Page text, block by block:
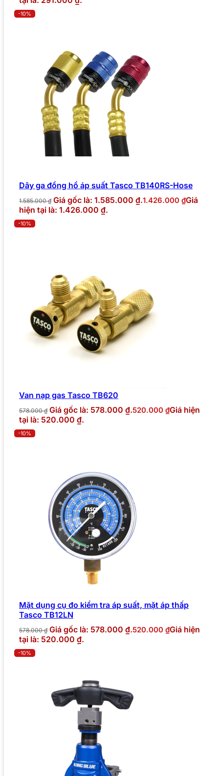
-10%
Dây ga đồng hồ áp suất Tasco TB140RS-Hose
1.585.000₫ Giá gốc là: 1.585.000 ₫.1.426.000 ₫Giá
hiện tại là: 1.426.000 ₫.
-10%
Van nạp gas Tasco TB620
578.000₫ Giá gốc là: 578.000 ₫.520.000 ₫Giá hiện
tại là: 520.000 ₫.
-10%
Mặt dụng cụ đo kiểm tra áp suất, mặt áp thấp
Tasco TB12LN
578.000₫ Giá gốc là: 578.000 ₫.520.000 ₫Giá hiện
tại là: 520.000 ₫.
-10%